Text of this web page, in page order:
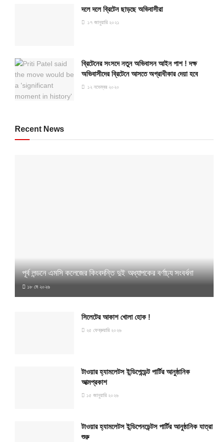
দলে দলে ব্রিটেন ছাড়ছে অভিবাসীরা
১৭ জানুয়ারি ২০২১
ব্রিটেনের সংসদে নতুন অভিবাসন আইন পাশ ! দক্ষ
অভিবাসীদের ব্রিটেনে আসতে অগ্রাধীকার দেয়া হবে
১২ নভেম্বর ২০২০
Recent News
পূর্ব লন্ডনে এমসি কলেজের কিংবদন্তি দুই অধ্যাপকের বর্ণাঢ্য সংবর্ধনা
১৮ মে ২০২৬
সিলেটের আকাশ খোলা হোক !
২৫ ফেব্রুয়ারি ২০২৬
টাওয়ার হ্যামলেটস ইন্ডিপেন্ডেন্ট পার্টির আনুষ্ঠানিক
আত্মপ্রকাশ
১৫ জানুয়ারি ২০২৬
টাওয়ার হ্যামলেটস ইন্ডিপেনডেন্টস পার্টির আনুষ্ঠানিক যাত্রা
শুরু